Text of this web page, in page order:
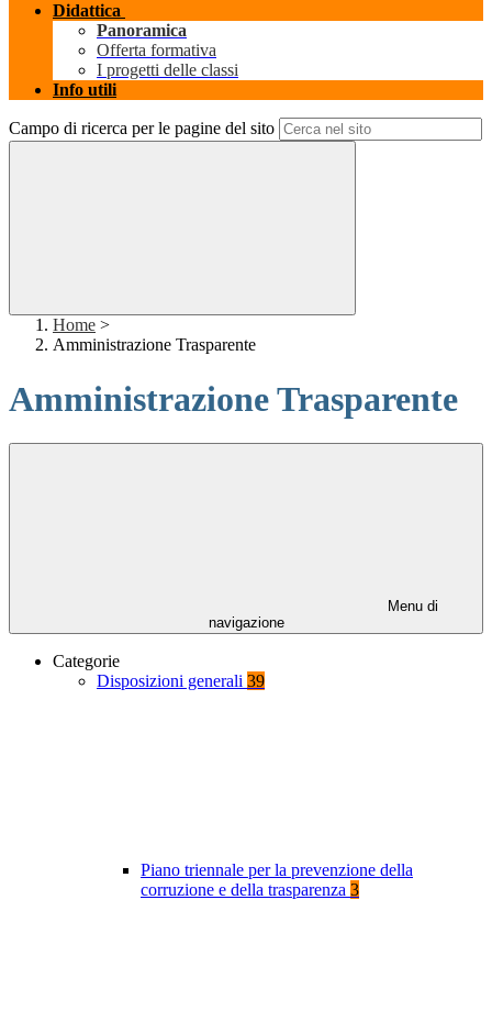
Didattica
Panoramica
Offerta formativa
I progetti delle classi
Info utili
Campo di ricerca per le pagine del sito
Home >
Amministrazione Trasparente
Amministrazione Trasparente
Menu di
navigazione
Categorie
Disposizioni generali 39
Piano triennale per la prevenzione della
corruzione e della trasparenza 3